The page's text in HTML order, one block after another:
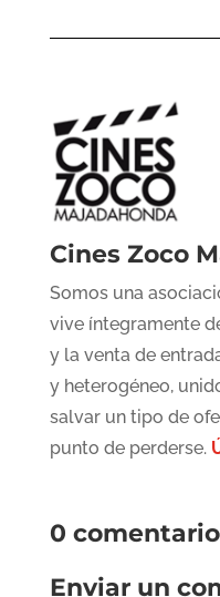
Cines Zoco
Somos una
vive íntegramente
y la venta de
y heterogéneo,
salvar un tipo de
punto de perderse.
0
Enviar un